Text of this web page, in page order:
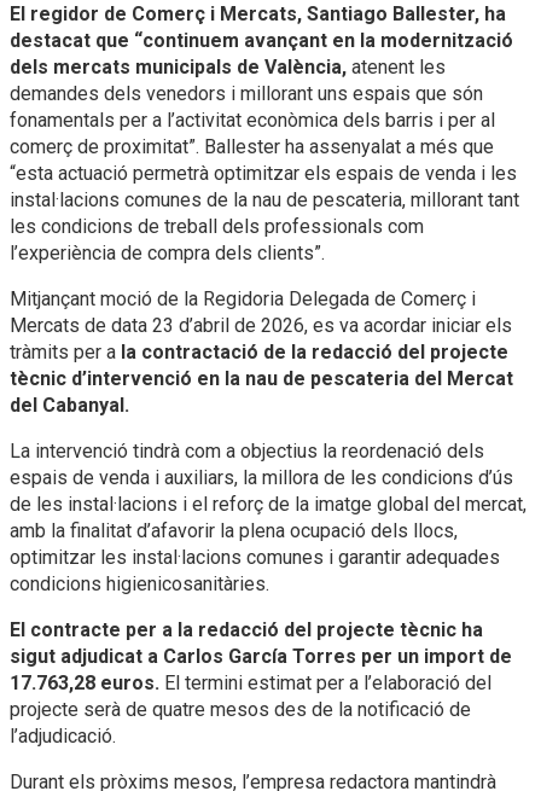
El regidor de Comerç i Mercats, Santiago Ballester, ha
destacat que “continuem avançant en la modernització
dels mercats municipals de València, atenent les
demandes dels venedors i millorant uns espais que són
fonamentals per a l’activitat econòmica dels barris i per al
comerç de proximitat”. Ballester ha assenyalat a més que
“esta actuació permetrà optimitzar els espais de venda i les
instal·lacions comunes de la nau de pescateria, millorant tant
les condicions de treball dels professionals com
l’experiència de compra dels clients”.
Mitjançant moció de la Regidoria Delegada de Comerç i
Mercats de data 23 d’abril de 2026, es va acordar iniciar els
tràmits per a la contractació de la redacció del projecte
tècnic d’intervenció en la nau de pescateria del Mercat
del Cabanyal.
La intervenció tindrà com a objectius la reordenació dels
espais de venda i auxiliars, la millora de les condicions d’ús
de les instal·lacions i el reforç de la imatge global del mercat,
amb la finalitat d’afavorir la plena ocupació dels llocs,
optimitzar les instal·lacions comunes i garantir adequades
condicions higienicosanitàries.
El contracte per a la redacció del projecte tècnic ha
sigut adjudicat a Carlos García Torres per un import de
17.763,28 euros. El termini estimat per a l’elaboració del
projecte serà de quatre mesos des de la notificació de
l’adjudicació.
Durant els pròxims mesos, l’empresa redactora mantindrà